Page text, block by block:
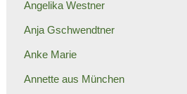
Angelika Westner
Anja Gschwendtner
Anke Marie
Annette aus München